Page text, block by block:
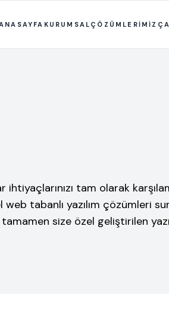
KURUMSAL ÇÖZÜMLERİMİZ
ihtiyaçlarınızı tam olarak
tabanlı yazılım çözümleri
size özel geliştirilen